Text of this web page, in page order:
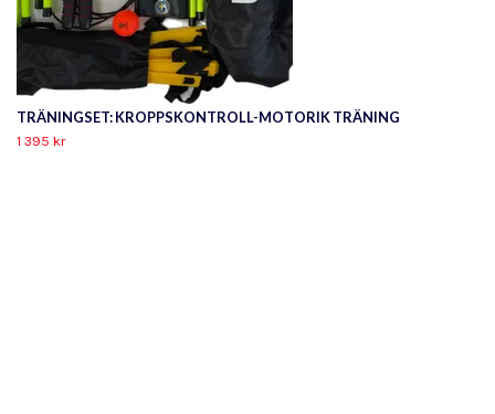
TRÄNINGSET: KROPPSKONTROLL-MOTORIK TRÄNING
1 395 kr